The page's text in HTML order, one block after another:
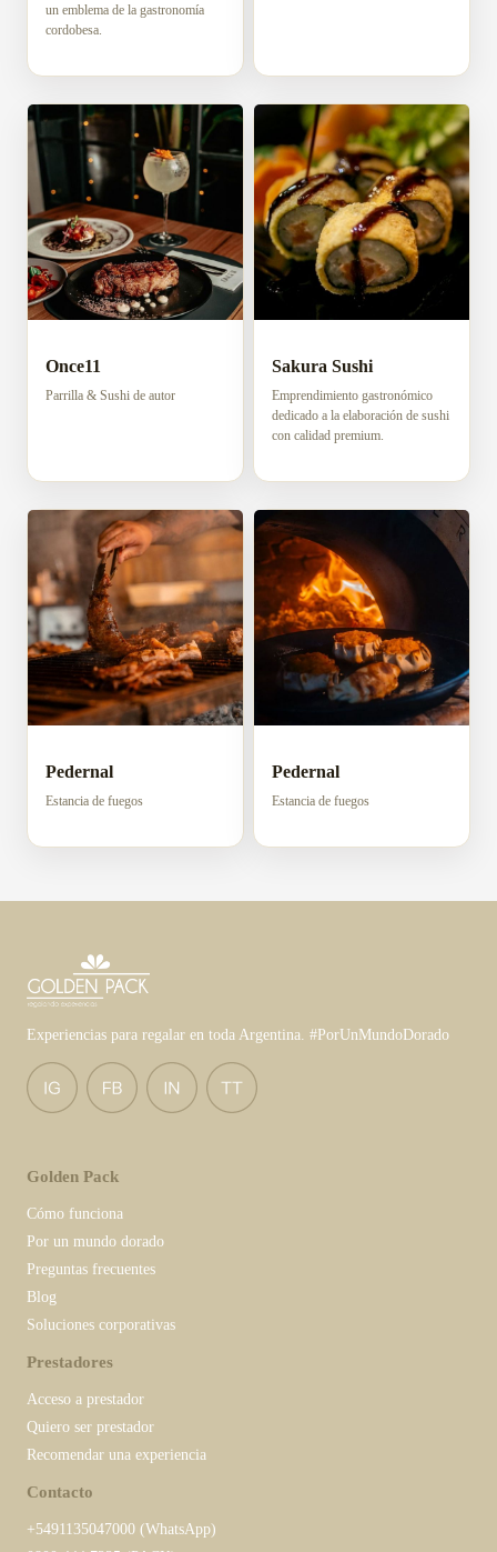
un emblema de la gastronomía
cordobesa.
Once11
Parrilla & Sushi de autor
Sakura Sushi
Emprendimiento gastronómico
dedicado a la elaboración de sushi
con calidad premium.
Pedernal
Estancia de fuegos
Pedernal
Estancia de fuegos
Experiencias para regalar en toda Argentina. #PorUnMundoDorado
Golden Pack
Cómo funciona
Por un mundo dorado
Preguntas frecuentes
Blog
Soluciones corporativas
Prestadores
Acceso a prestador
Quiero ser prestador
Recomendar una experiencia
Contacto
+5491135047000 (WhatsApp)